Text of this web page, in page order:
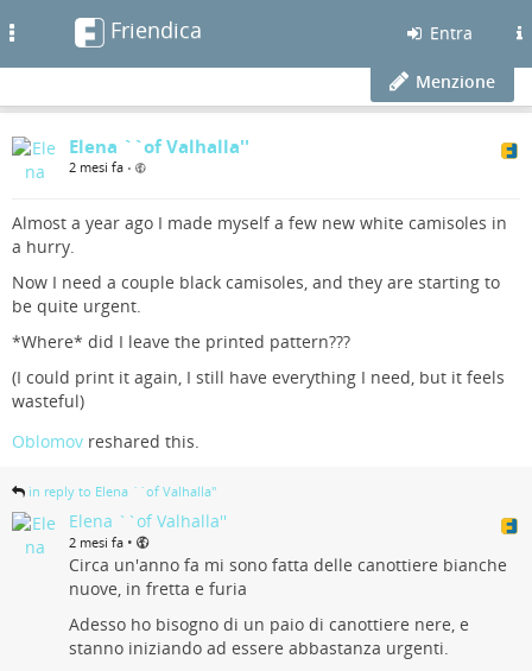
Friendica Entra
Menzione
Elena ``of Valhalla''
2 mesi fa •
Almost a year ago I made myself a few new white camisoles in
a hurry.
Now I need a couple black camisoles, and they are starting to
be quite urgent.
*Where* did I leave the printed pattern???
(I could print it again, I still have everything I need, but it feels
wasteful)
Oblomov reshared this.
in reply to Elena ``of Valhalla''
Elena ``of Valhalla''
2 mesi fa •
Circa un'anno fa mi sono fatta delle canottiere bianche
nuove, in fretta e furia
Adesso ho bisogno di un paio di canottiere nere, e
stanno iniziando ad essere abbastanza urgenti.